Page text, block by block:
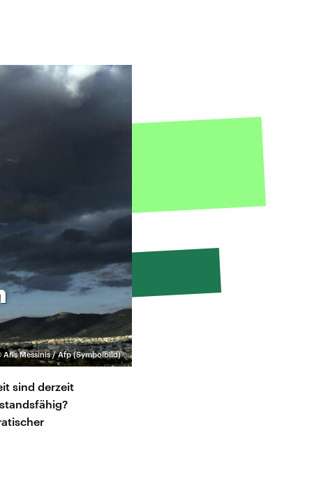
Aris Messinis / Afp (Symbolbild)
sind derzeit